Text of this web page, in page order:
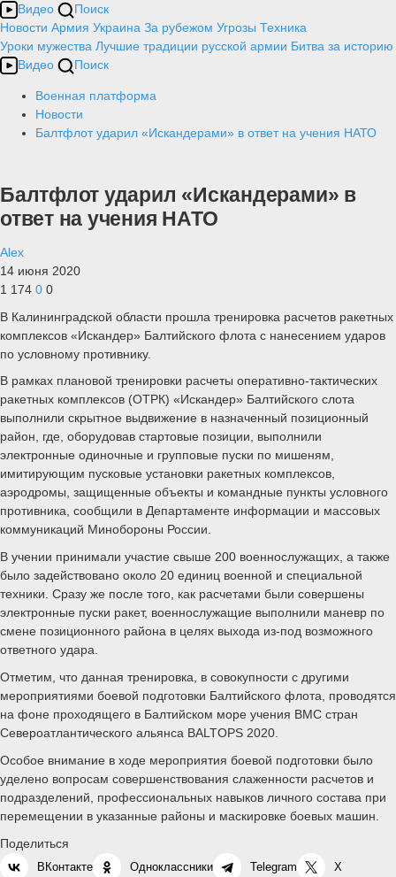
Видео
Поиск
Новости Армия Украина За рубежом Угрозы Техника
Уроки мужества Лучшие традиции русской армии Битва за историю
Видео
Поиск
Военная платформа
Новости
Балтфлот ударил «Искандерами» в ответ на учения НАТО
Балтфлот ударил «Искандерами» в
ответ на учения НАТО
Alex
14 июня 2020
1 174 0 0
В Калининградской области прошла тренировка расчетов ракетных
комплексов «Искандер» Балтийского флота с нанесением ударов
по условному противнику.
В рамках плановой тренировки расчеты оперативно-тактических
ракетных комплексов (ОТРК) «Искандер» Балтийского слота
выполнили скрытное выдвижение в назначенный позиционный
район, где, оборудовав стартовые позиции, выполнили
электронные одиночные и групповые пуски по мишеням,
имитирующим пусковые установки ракетных комплексов,
аэродромы, защищенные объекты и командные пункты условного
противника, сообщили в Департаменте информации и массовых
коммуникаций Минобороны России.
В учении принимали участие свыше 200 военнослужащих, а также
было задействовано около 20 единиц военной и специальной
техники. Сразу же после того, как расчетами были совершены
электронные пуски ракет, военнослужащие выполнили маневр по
смене позиционного района в целях выхода из-под возможного
ответного удара.
Отметим, что данная тренировка, в совокупности с другими
мероприятиями боевой подготовки Балтийского флота, проводятся
на фоне проходящего в Балтийском море учения ВМС стран
Североатлантического альянса BALTOPS 2020.
Особое внимание в ходе мероприятия боевой подготовки было
уделено вопросам совершенствования слаженности расчетов и
подразделений, профессиональных навыков личного состава при
перемещении в указанные районы и маскировке боевых машин.
Поделиться
ВКонтакте Одноклассники Telegram X